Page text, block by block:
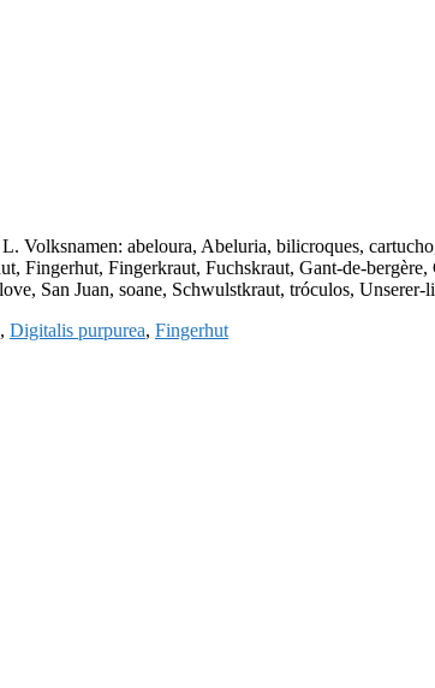
Volksnamen: abeloura, Abeluria, bilicroques,
Fingerhut, Fingerkraut, Fuchskraut, Gant-de-
San Juan, soane, Schwulstkraut, tróculos,
, Digitalis purpurea, Fingerhut